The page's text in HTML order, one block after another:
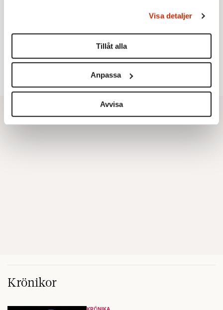
Du kan ändra eller dra tillbaka ditt samtycke när som
helst från cookie-förklaringen.
Vi använder enhetsidentifierare för att anpassa innehållet
för sociala medier och analysera vår trafik. Vi
vidarebefordrar även sådana identifierare och annan
information från din enhet till de sociala medier och
annons- och analysföretag som vi samarbetar med.
Dessa kan i sin tur kombinera informationen med annan
Visa detaljer
Tillåt alla
Anpassa
Avvisa
Text:
Ingår i nummer 2016-40 Krönikor
Krönikor